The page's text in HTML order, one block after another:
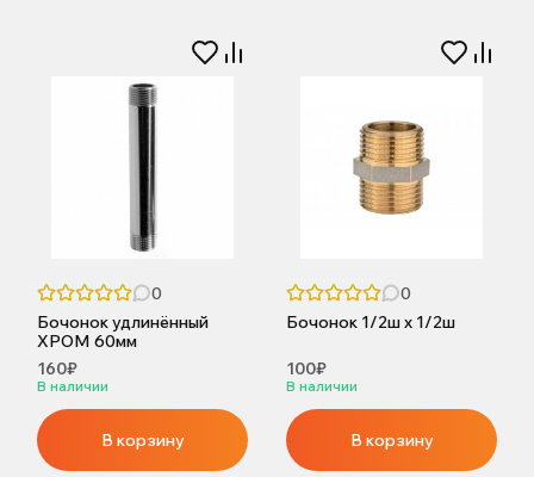
0
Бочонок удлинённый
ХРОМ 60мм
160₽
В наличии
В корзину
0
Бочонок 1/2ш х 1/2ш
100₽
В наличии
В корзину